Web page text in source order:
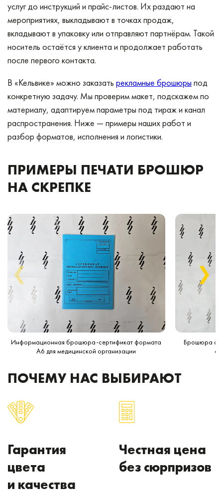
услуг до инструкций и прайс-листов. Их раздают на
мероприятиях, выкладывают в точках продаж,
вкладывают в упаковку или отправляют партнёрам. Такой
носитель остаётся у клиента и продолжает работать
после первого контакта.
В «Кельвике» можно заказать рекламные брошюры под
конкретную задачу. Мы проверим макет, подскажем по
материалу, адаптируем параметры под тираж и канал
распространения. Ниже — примеры наших работ и
разбор форматов, исполнения и логистики.
ПРИМЕРЫ ПЕЧАТИ БРОШЮР
НА СКРЕПКЕ
Информационная брошюра-сертификат формата
A6 для медицинской организации
Брошюра
❮ ❯
ПОЧЕМУ НАС ВЫБИРАЮТ
Гарантия
цвета
и качества
Честная цена
без сюрпризов